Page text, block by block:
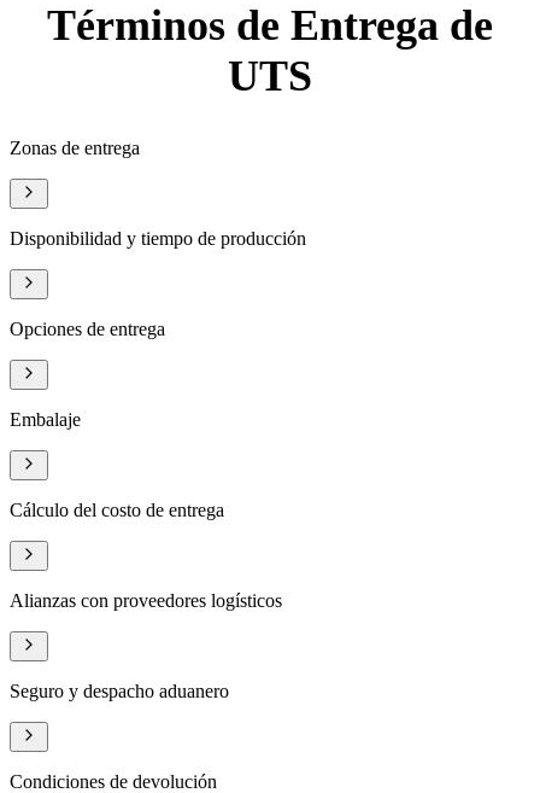
Términos de Entrega de
UTS
Zonas de entrega
Disponibilidad y tiempo de producción
Opciones de entrega
Embalaje
Cálculo del costo de entrega
Alianzas con proveedores logísticos
Seguro y despacho aduanero
Condiciones de devolución